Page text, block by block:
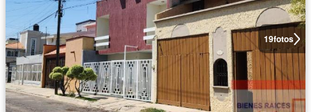
19fotos